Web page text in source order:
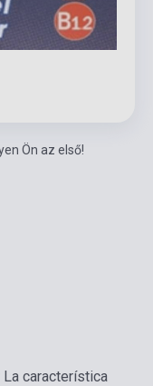
Ön az első!
característica